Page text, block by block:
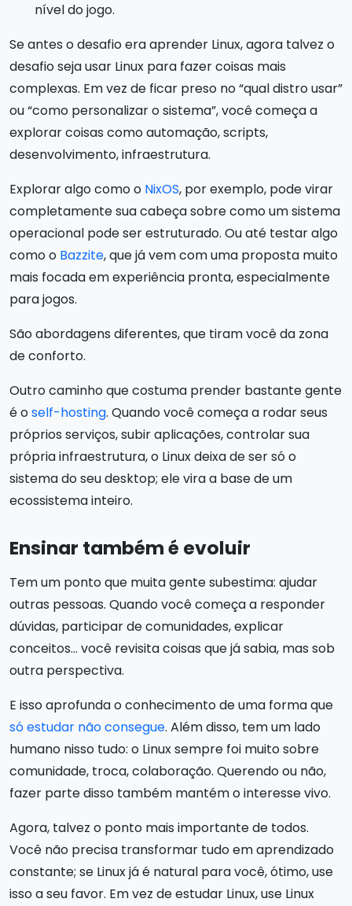
nível do jogo.
Se antes o desafio era aprender Linux, agora talvez o
desafio seja usar Linux para fazer coisas mais
complexas. Em vez de ficar preso no “qual distro usar”
ou “como personalizar o sistema”, você começa a
explorar coisas como automação, scripts,
desenvolvimento, infraestrutura.
Explorar algo como o NixOS, por exemplo, pode virar
completamente sua cabeça sobre como um sistema
operacional pode ser estruturado. Ou até testar algo
como o Bazzite, que já vem com uma proposta muito
mais focada em experiência pronta, especialmente
para jogos.
São abordagens diferentes, que tiram você da zona
de conforto.
Outro caminho que costuma prender bastante gente
é oself-hosting. Quando você começa a rodar seus
próprios serviços, subir aplicações, controlar sua
própria infraestrutura, o Linux deixa de ser só o
sistema do seu desktop; ele vira a base de um
ecossistema inteiro.
Ensinar também é evoluir
Tem um ponto que muita gente subestima: ajudar
outras pessoas. Quando você começa a responder
dúvidas, participar de comunidades, explicar
conceitos… você revisita coisas que já sabia, mas sob
outra perspectiva.
E isso aprofunda o conhecimento de uma forma que
só estudar não consegue. Além disso, tem um lado
humano nisso tudo: o Linux sempre foi muito sobre
comunidade, troca, colaboração. Querendo ou não,
fazer parte disso também mantém o interesse vivo.
Agora, talvez o ponto mais importante de todos.
Você não precisa transformar tudo em aprendizado
constante; se Linux já é natural para você, ótimo, use
isso a seu favor. Em vez de estudar Linux, use Linux